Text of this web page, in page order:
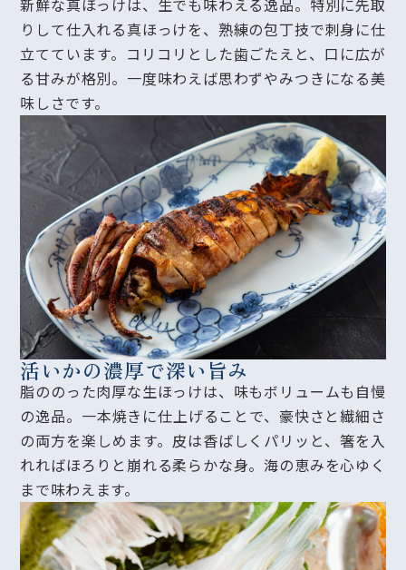
りして仕入れる真ほっけを、熟練の包丁技で刺身に仕
立てています。コリコリとした歯ごたえと、口に広が
る甘みが格別。一度味わえば思わずやみつきになる美
味しさです。
活いかの濃厚で深い旨み
脂ののった肉厚な生ほっけは、味もボリュームも自慢
の逸品。一本焼きに仕上げることで、豪快さと繊細さ
の両方を楽しめます。皮は香ばしくパリッと、箸を入
れればほろりと崩れる柔らかな身。海の恵みを心ゆく
まで味わえます。